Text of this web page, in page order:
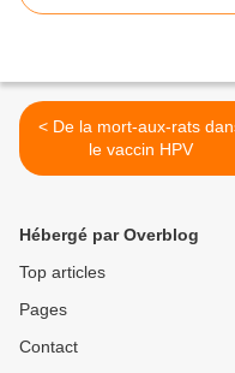
< De la mort-aux-rats dans
le vaccin HPV
Hébergé par Overblog
Top articles
Pages
Contact